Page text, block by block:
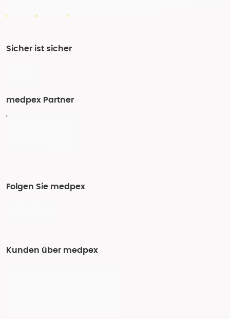
Sicher ist sicher
medpex Partner
Folgen Sie medpex
Kunden über medpex